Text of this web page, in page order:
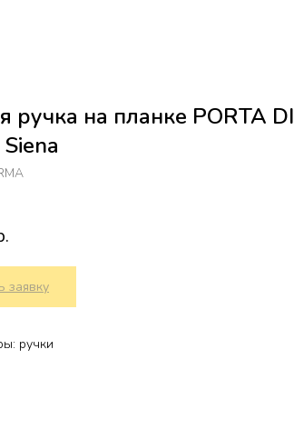
ручка на планке PORTA DI
заявку
ручки